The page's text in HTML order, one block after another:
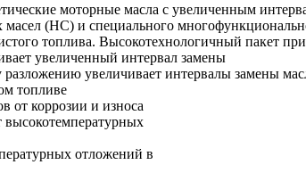
моторные масла с увеличенным
масел (НС) и специального
топлива. Высокотехнологичный пакет
увеличенный интервал замены
увеличивает интервалы замены
топливе
от коррозии и износа
высокотемпературных
отложений в